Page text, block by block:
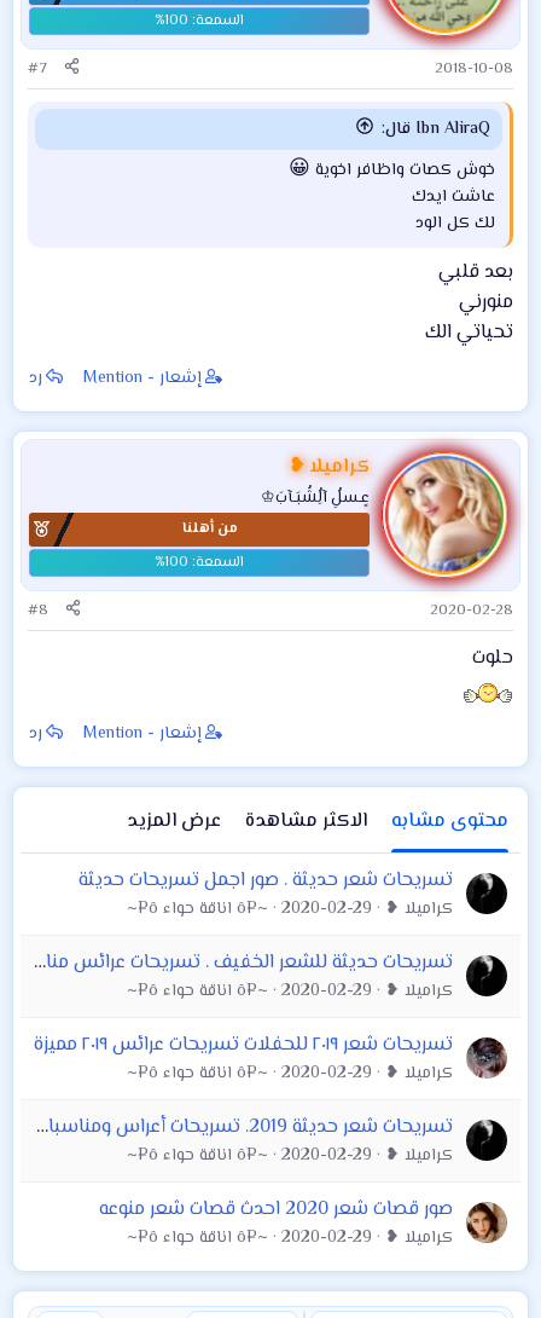
2018-10-08
#7
Ibn AliraQ قال:
خوش كصات واظافر اخوية 😀
عاشت ايدك
لك كل الود
بعد قلبي
منورني
تحياتي الك
إشعار - Mention رد
كراميلا ❥
عٍـسلُِ آلُِشُبَـآبَ♔
من أهلنا
2020-02-28
#8
حلوت
إشعار - Mention رد
محتوى مشابه الاكثر مشاهدة
عرض المزيد
تسريحات شعر حديثة . صور اجمل تسريحات حديثة
كراميلا ❥ 2020-02-29 ~¤ô اناقة حواء ô¤~
تسريحات حديثة للشعر الخفيف . تسريحات عرائس مناسبات للشعر الخفيف
كراميلا ❥ 2020-02-29 ~¤ô اناقة حواء ô¤~
تسريحات شعر ٢٠١٩ للحفلات تسريحات عرائس ٢٠١٩ مميزة
كراميلا ❥ 2020-02-29 ~¤ô اناقة حواء ô¤~
تسريحات شعر حديثة 2019. تسريحات أعراس ومناسبات 2019. تسريحات سهرة 2019
كراميلا ❥ 2020-02-29 ~¤ô اناقة حواء ô¤~
صور قصات شعر 2020 احدث قصات شعر منوعه
كراميلا ❥ 2020-02-29 ~¤ô اناقة حواء ô¤~